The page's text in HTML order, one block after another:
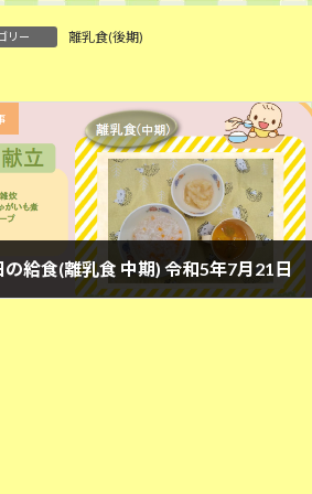
リー 離乳食(後期)
の給食(離乳食 中期) 令和5年7月21日